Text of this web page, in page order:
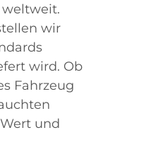
wir
wird. Ob
Fahrzeug
und